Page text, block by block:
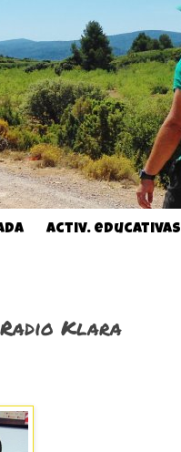
Activ. educativas
Klara